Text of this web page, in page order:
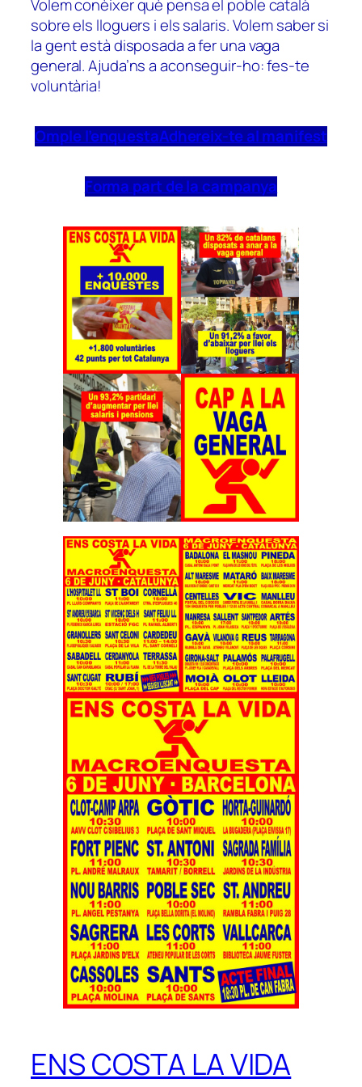
Volem conèixer què pensa el poble català
sobre els lloguers i els salaris. Volem saber si
la gent està disposada a fer una vaga
general. Ajuda’ns a aconseguir-ho: fes-te
voluntària!
Omple l’enquestaAdhereix-te al manifest
Forma part de la campanya
ENS COSTA LA VIDA